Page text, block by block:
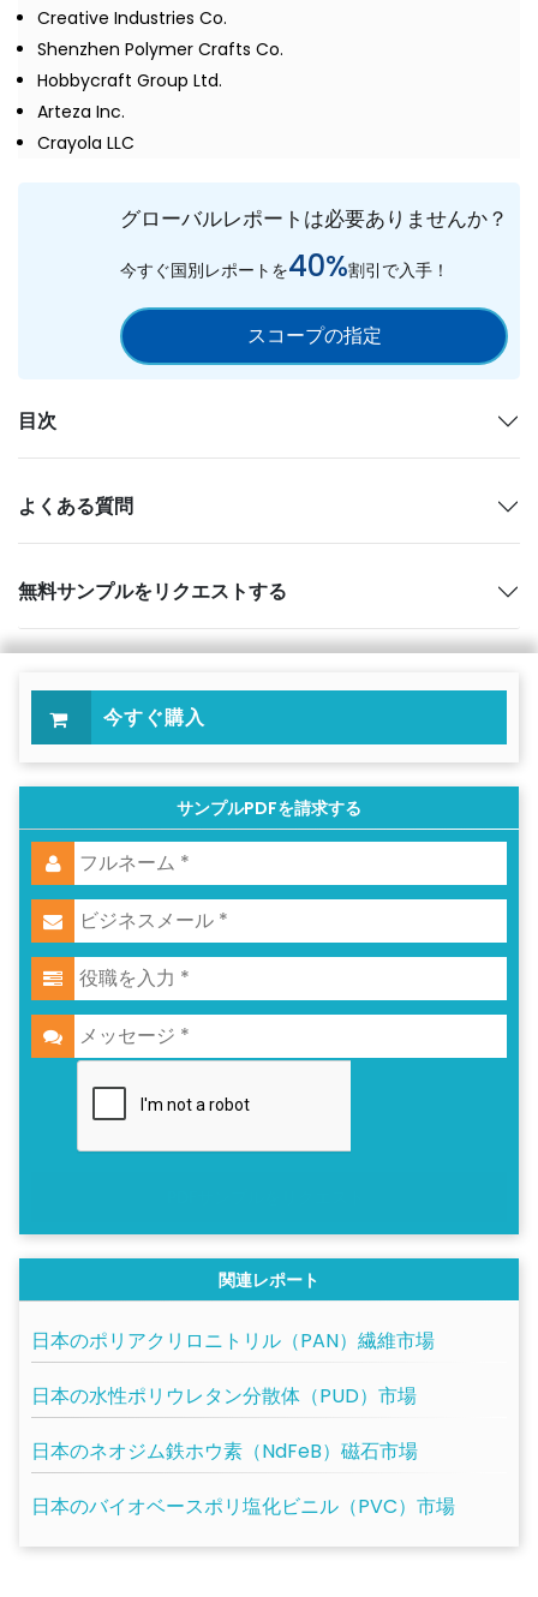
Creative Industries Co.
Shenzhen Polymer Crafts Co.
Hobbycraft Group Ltd.
Arteza Inc.
Crayola LLC
グローバルレポートは必要ありませんか？
今すぐ国別レポートを40%割引で入手！
スコープの指定
目次
よくある質問
無料サンプルをリクエストする
今すぐ購入
サンプルPDFを請求する
関連レポート
日本のポリアクリロニトリル（PAN）繊維市場
日本の水性ポリウレタン分散体（PUD）市場
日本のネオジム鉄ホウ素（NdFeB）磁石市場
日本のバイオベースポリ塩化ビニル（PVC）市場